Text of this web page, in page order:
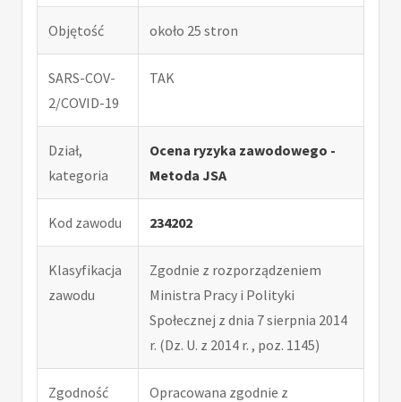
Objętość około 25 stron
SARS-COV-
2/COVID-19
TAK
Dział,
kategoria
Ocena ryzyka zawodowego -
Metoda JSA
Kod zawodu 234202
Klasyfikacja
zawodu
Zgodnie z rozporządzeniem
Ministra Pracy i Polityki
Społecznej z dnia 7 sierpnia 2014
r. (Dz. U. z 2014 r. , poz. 1145)
Zgodność
Opracowana zgodnie z